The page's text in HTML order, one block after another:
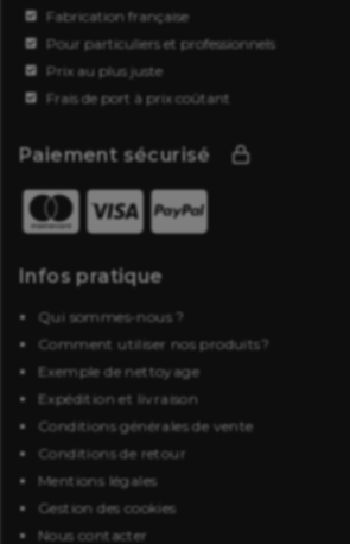
Fabrication française
Pour particuliers et professionnels
Prix au plus juste
Frais de port à prix coûtant
Paiement sécurisé
Infos pratique
Qui sommes-nous ?
Comment utiliser nos produits?
Exemple de nettoyage
Expédition et livraison
Conditions générales de vente
Conditions de retour
Mentions légales
Gestion des cookies
Nous contacter